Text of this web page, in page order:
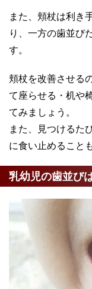
また、頬杖は利き
り、一方の歯並び
す。
頬杖を改善させる
て座らせる・机や
てみましょう。
また、見つけるた
に食い止めること
乳幼児の歯並び